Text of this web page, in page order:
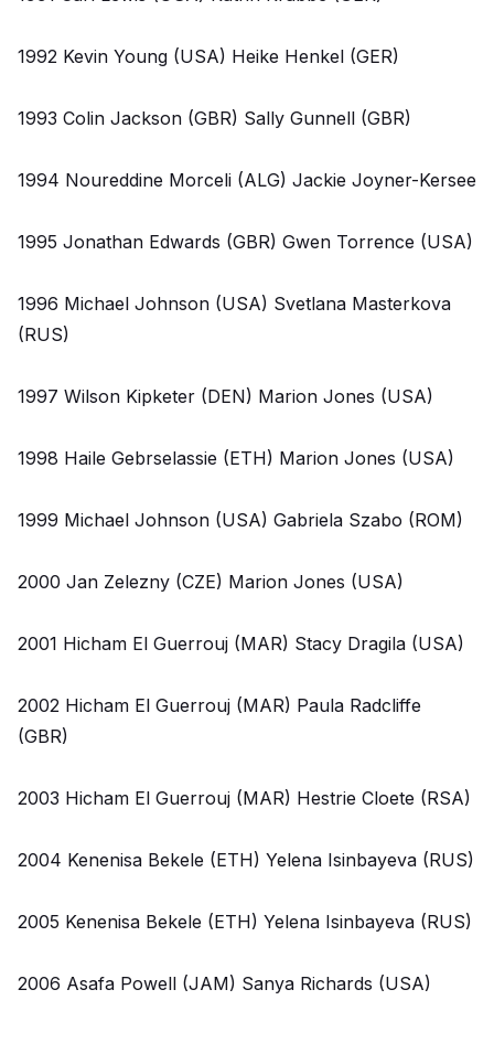
1992 Kevin Young (USA) Heike Henkel (GER)
1993 Colin Jackson (GBR) Sally Gunnell (GBR)
1994 Noureddine Morceli (ALG) Jackie Joyner-Kersee
1995 Jonathan Edwards (GBR) Gwen Torrence (USA)
1996 Michael Johnson (USA) Svetlana Masterkova
(RUS)
1997 Wilson Kipketer (DEN) Marion Jones (USA)
1998 Haile Gebrselassie (ETH) Marion Jones (USA)
1999 Michael Johnson (USA) Gabriela Szabo (ROM)
2000 Jan Zelezny (CZE) Marion Jones (USA)
2001 Hicham El Guerrouj (MAR) Stacy Dragila (USA)
2002 Hicham El Guerrouj (MAR) Paula Radcliffe
(GBR)
2003 Hicham El Guerrouj (MAR) Hestrie Cloete (RSA)
2004 Kenenisa Bekele (ETH) Yelena Isinbayeva (RUS)
2005 Kenenisa Bekele (ETH) Yelena Isinbayeva (RUS)
2006 Asafa Powell (JAM) Sanya Richards (USA)